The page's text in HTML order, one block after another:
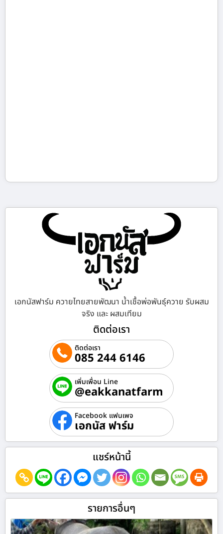
เอกนัสฟาร์ม ควายไทยสายพัฒนา น้ำเชื้อพ่อพันธุ์ควาย รับผสม
จริง และ ผสมเทียม
ติดต่อเรา
ติดต่อเรา
085 244 6146
เพิ่มเพื่อน Line
@eakkanatfarm
Facebook แฟนเพจ
เอกนัส ฟาร์ม
แชร์หน้านี้
รายการอื่นๆ